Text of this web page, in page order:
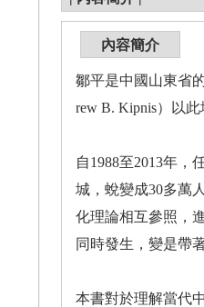
內容簡介
鄒平是中國山東省
rew B. Kipnis）以
自1988至2013年
城，蛻變成30多萬
化理論相互參照，
同時發生，變是帶
本書對於理解當代